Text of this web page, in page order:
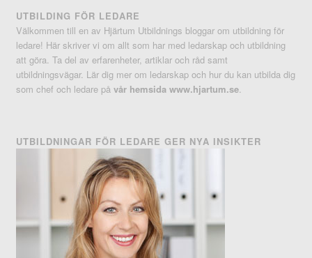
UTBILDING FÖR LEDARE
Välkommen till en av Hjärtum Utbildnings bloggar om utbildning för
ledare! Här skriver vi om allt som har med ledarskap och utbildning
att göra. Ta del av erfarenheter, artiklar och råd samt
utbildningsvägar. Lär dig mer om ledarskap och hur du kan utbilda dig
som chef och ledare påvår hemsida www.hjartum.se
UTBILDNINGAR FÖR LEDARE GER NYA INSIKTER